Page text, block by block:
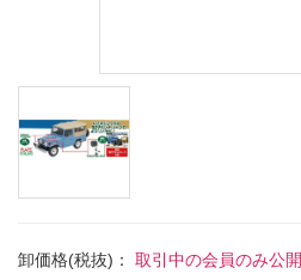
卸価格(税抜)： 取引中の会員のみ公開